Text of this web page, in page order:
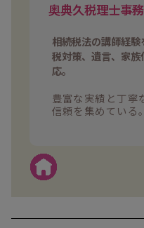
奥典久税理士事
相続税法の講師経
税対策、遺言、家
応。
豊富な実績と丁寧
信頼を集めている。